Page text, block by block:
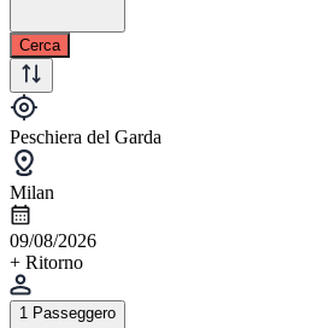
Cerca
Peschiera del Garda
Milan
09/08/2026
+ Ritorno
1 Passeggero